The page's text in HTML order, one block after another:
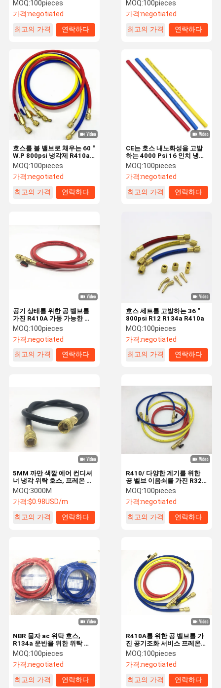
공장 견학 품질 관리 문의하기 소식
고무 공기 호스
고무 물 호스
Lpg 가스 호스
쌍둥이 용접 호스
연료 분배 호스
고무 연료 호스
고압 유압 호스
열가소성 유압 호스
공기조화 호스
고압 시험 호스
고압 워셔 호우스
MOQ:100pieces
가격:negotiated
최고의 가격
연락하다
MOQ:100pieces
가격:negotiated
최고의 가격
연락하다
CE는 호스 내노화성을 고발
하는 4000 Psi 16 인치 냉각
제를 승인했습니다
MOQ:100pieces
가격:negotiated
최고의 가격
연락하다
호스를 볼 밸브로 채우는 60 "
W.P 800psi 냉각제 R410a
R134a
MOQ:100pieces
가격:negotiated
최고의 가격
연락하다
호스 세트를 고발하는 36 "
800psi R12 R134a R410a
MOQ:100pieces
가격:negotiated
최고의 가격
연락하다
공기 상태를 위한 공 벨브를
가진 R410A 가동 가능한 냉
각하는 위탁 호스
MOQ:100pieces
가격:negotiated
최고의 가격
연락하다
R410/ 다양한 계기를 위한
공 벨브 이음쇠를 가진 R32
냉각하는 위탁 호스
MOQ:100pieces
가격:negotiated
최고의 가격
연락하다
5MM 까만 색깔 에어 컨디셔
너 냉각 위탁 호스, 프레온 위
탁 호스
MOQ:3000M
가격:$0.98USD/m
최고의 가격
연락하다
R410A를 위한 공 벨브를 가
진 공기조화 서비스 프레온
냉각하는 호스
MOQ:100pieces
가격:negotiated
최고의 가격
연락하다
NBR 물자 ac 위탁 호스,
R134a 운반을 위한 위탁 호
스 냉각제
MOQ:100pieces
가격:negotiated
최고의 가격
연락하다